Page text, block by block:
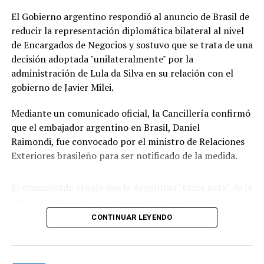
Eso es mucho más grave que cualquier cosa que haya
ocurrido hasta ese momento y marca el modo en que la
Argentina viene manejando este tema".
Para el canciller, "Brasil viene teniendo conflicto con
varios países como Paraguay", lo que, a su criterio, indica
una decisión de esa nación de “escalar temas" que, para
el gobierno de Milei, "tienen que permanecer en el
ámbito ideológico y político de una contienda electoral
en la que estamos claramente enfrentados en el deseo
Por su parte, Milei encabezará esta semana una nueva
gira regional que incluirá actividades bilaterales en
Ecuador y la asistencia a la toma de posesión del
El Gobierno argentino respondió al anuncio de Brasil de
reducir la representación diplomática bilateral al nivel
de Encargados de Negocios y sostuvo que se trata de una
decisión adoptada "unilateralmente" por la
administración de Lula da Silva en su relación con el
gobierno de Javier Milei.
Mediante un comunicado oficial, la Cancillería confirmó
que el embajador argentino en Brasil, Daniel
Raimondi, fue convocado por el ministro de Relaciones
Exteriores brasileño para ser notificado de la medida.
decisión de continuar aislándose del resto de la
región por cuestiones puramente ideológicas".
CONTINUAR LEYENDO